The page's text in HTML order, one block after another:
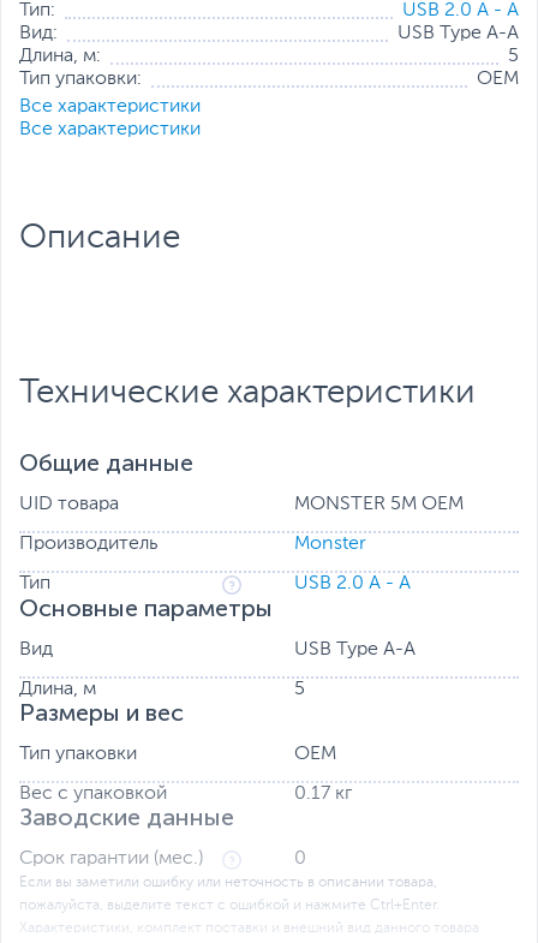
Тип:
USB 2.0 A - A
Вид:
USB Type A-A
Длина, м:
5
Тип упаковки:
OEM
Все характеристики
Все характеристики
Описание
Технические характеристики
Общие данные
UID товара MONSTER 5M OEM
Производитель Monster
Тип USB 2.0 A - A
Основные параметры
Вид USB Type A-A
Длина, м 5
Размеры и вес
Тип упаковки OEM
Вес с упаковкой 0.17 кг
Заводские данные
Срок гарантии (мес.) 0
Если вы заметили ошибку или неточность в описании товара,
пожалуйста, выделите текст с ошибкой и нажмите Ctrl+Enter.
Xарактеристики, комплект поставки и внешний вид данного товара